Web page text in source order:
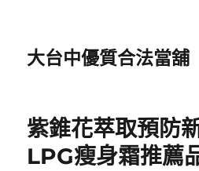
大台中優質合法當舖
紫錐花萃取預防
LPG瘦身霜推薦